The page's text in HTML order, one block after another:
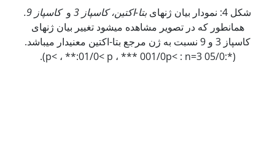
شکل 4: نمودار بیان ژن‫های بتا-اکتین، کاسپاز 3 وکاسپاز 9.
همان‫طور که در تصویر مشاهده می‫شود تغییر بیان ژن‫های
کاسپاز 3 و 9 نسبت به ژن مرجع بتا-اکتین معنی‫دار می‫باشد.
(*:05/0­ p<­ ، **:01/0< p ، *** 001/0p< : n=3).